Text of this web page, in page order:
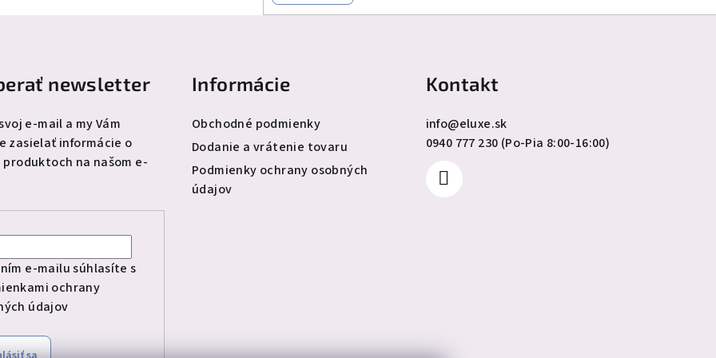
newsletter
e-mail a my Vám
zasielať informácie o
produktoch na našom e-
e-mailu súhlasíte s
ochrany
údajov
Informácie
Obchodné podmienky
Dodanie a vrátenie tovaru
Podmienky ochrany osobných
údajov
Kontakt
info@eluxe.sk
0940 777 230 (Po-Pia 8:00-16:00)